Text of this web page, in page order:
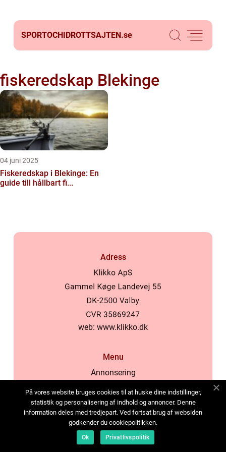
SPORTOCHIDROTTSAJTEN.se
fiskeredskap Blekinge
04 juni 2025
Fiskeredskap i Blekinge: En
guide till hållbart fi...
Adress
web: www.klikko.dk
Menu
Annonsering
Cookies
Kontakta oss
Sitemap
På vores website bruges cookies til at huske dine indstillinger,
statistik og personalisering af indhold og annoncer. Denne
information deles med tredjepart. Ved fortsat brug af websiden
godkender du cookiepolitikken.
Ok Privatlivspolitik